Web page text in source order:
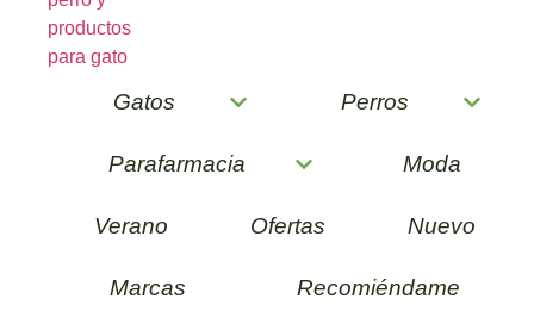
Gatos Perros
Parafarmacia Moda
Verano Ofertas Nuevo
Marcas Recomiéndame